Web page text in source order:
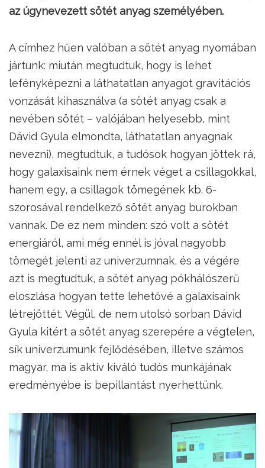
az úgynevezett sötét anyag személyében.
A címhez hűen valóban a sötét anyag nyomában
jártunk: miután megtudtuk, hogy is lehet
lefényképezni a láthatatlan anyagot gravitációs
vonzását kihasználva (a sötét anyag csak a
nevében sötét – valójában helyesebb, mint
Dávid Gyula elmondta, láthatatlan anyagnak
nevezni), megtudtuk, a tudósok hogyan jöttek rá,
hogy galaxisaink nem érnek véget a csillagokkal,
hanem egy, a csillagok tömegének kb. 6-
szorosával rendelkező sötét anyag burokban
vannak. De ez nem minden: szó volt a sötét
energiáról, ami még ennél is jóval nagyobb
tömegét jelenti az univerzumnak, és a végére
azt is megtudtuk, a sötét anyag pókhálószerű
eloszlása hogyan tette lehetővé a galaxisaink
létrejöttét. Végül, de nem utolsó sorban Dávid
Gyula kitért a sötét anyag szerepére a végtelen,
sík univerzumunk fejlődésében, illetve számos
magyar, ma is aktív kiváló tudós munkájának
eredményébe is bepillantást nyerhettünk.